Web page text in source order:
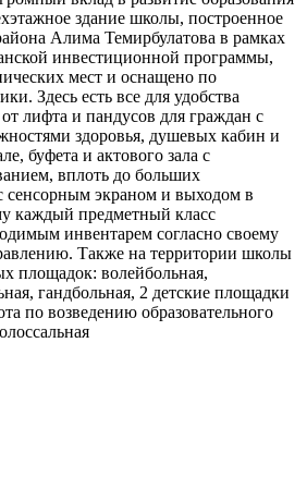
здание школы, построенное
Алима Темирбулатова в рамках
инвестиционной программы,
мест и оснащено по
Здесь есть все для удобства
лифта и пандусов для граждан с
здоровья, душевых кабин и
буфета и актового зала с
вплоть до больших
сенсорным экраном и выходом в
каждый предметный класс
инвентарем согласно своему
Также на территории школы
площадок: волейбольная,
гандбольная, 2 детские площадки
по возведению образовательного